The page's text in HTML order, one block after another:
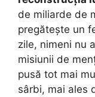
de miliarde de
pregătește un
zile, nimeni nu
misiunii de
pusă tot mai
sârbi, mai ales